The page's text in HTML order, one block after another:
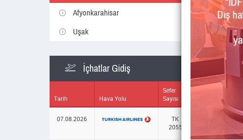
Afyonkarahisar
Uşak
İçhatlar Gidiş
Tarih Hava Yolu
Sefer
Sayısı
Geldiği Yer
07.08.2026
TK
2055
ISTANBUL